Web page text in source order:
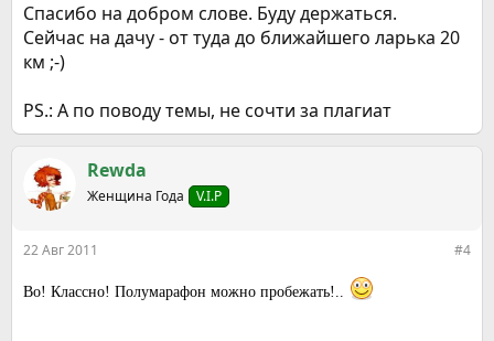
Спасибо на добром слове. Буду держаться.
Сейчас на дачу - от туда до ближайшего ларька 20
км ;-)
PS.: А по поводу темы, не сочти за плагиат
Rewda
Женщина Года V.I.P
22 Авг 2011 #4
Во! Классно! Полумарафон можно пробежать!..